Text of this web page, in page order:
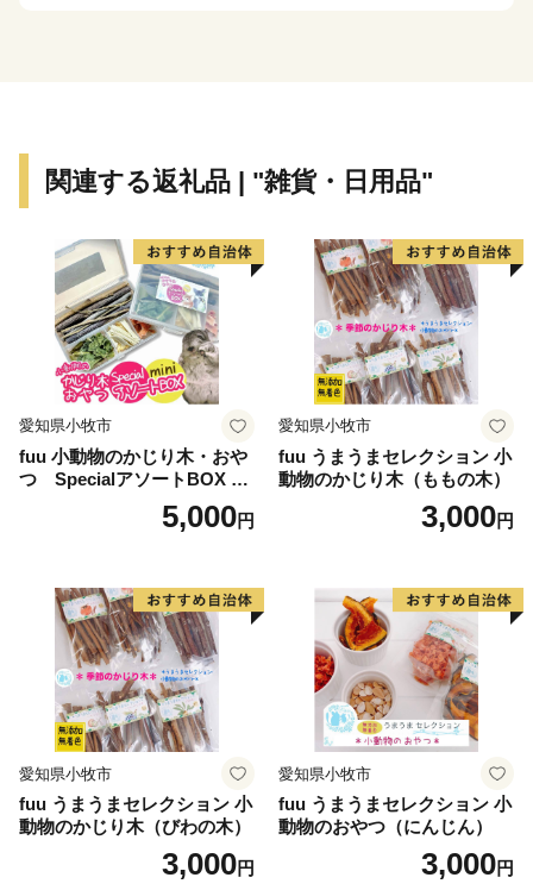
印南町では、1億円事業として人材育成のため「かえる
推進事業」を財源に全国に類を見ない「かえる」をテー
マとしたユニークな橋（かえる橋）を建設しました。多
くの人々を招き入れ、町発展への願いを込めたもので
す。『努力、忍耐、飛躍』を象徴する ”柳に跳びつくか
える”（小野道風）をイメージし、「考える」「人をか
える」「町をかえる」「古里へかえる」「栄える」とい
う5つの”かえる”にひっかけ、ネーミングしています。
農業は、温暖な気候を活かし、ミニトマトなど野菜を中
の伊勢エビ等を対象とした刺し網漁業とアワビ、トコブ
シ、海草等の採貝漁業がおこなわれ、沖合ではイサキ、
タイ等を対象とした一本釣りやイワシ等を対象とした敷
き網（棒受け網）漁業、タチウオ、フグ等を対象とした
延べ縄漁業など、農林水産業が盛んな町です。
【印南祭り】
印南町を祭り一色に染める「印南祭り」。毎年10月2
日、日高地方の秋祭りのトップを切って行われる、宇杉
八幡と山口八幡両神社の合同秋季祭礼です。
関連する返礼品 | "雑貨・日用品"
愛知県小牧市
fuu 小動物のかじり木・おや
つ SpecialアソートBOX mi
5,000円
愛知県小牧市
fuu うまうまセレクション 小
動物のかじり木（ももの木）
3,000円
愛知県小牧市
fuu うまうまセレクション 小
動物のかじり木（びわの木）
3,000円
愛知県小牧市
fuu うまうまセレクション 小
動物のおやつ（にんじん）
3,000円